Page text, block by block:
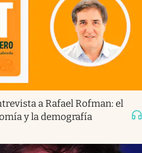
a Rafael Rofman: el
y la demografía